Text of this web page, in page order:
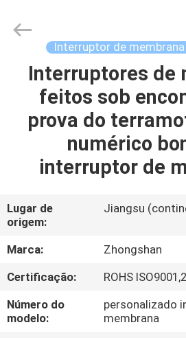
CASA
PRODUTOS
VÍDEOS
SOBRE
NÓS
EXCURSÃO
DA
FÁBRICA
Membrane
Switch
Interruptor de
Interruptores de
feitos sob
prova do
numérico
interruptor de
Lugar de
origem:
Jiangsu
Marca:
Zhongshan
Certificação:
ROHS
Número do
modelo:
personalizado
membrana